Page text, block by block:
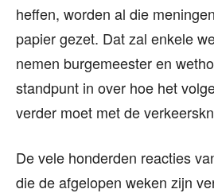
heffen, worden al die
papier gezet. Dat zal enkele
nemen burgemeester en
standpunt in over hoe het
verder moet met de
De vele honderden reacties
die de afgelopen weken zijn